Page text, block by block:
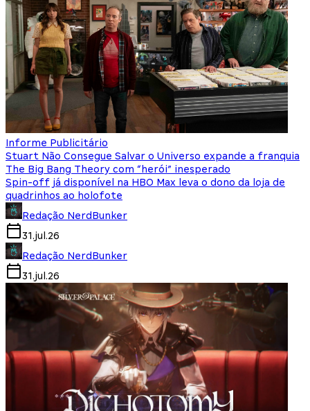
Informe Publicitário
Stuart Não Consegue Salvar o Universo expande a franquia
The Big Bang Theory com “herói” inesperado
Spin-off já disponível na HBO Max leva o dono da loja de
quadrinhos ao holofote
Redação NerdBunker
31.jul.26
Redação NerdBunker
31.jul.26